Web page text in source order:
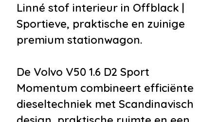
carrosseriekleur
•Bumpers in carrosseriekleur
Dimlichten automatisch
•
Getint glas
•Mistlampen voor
Infotainment
Linné stof interieur in Offblack |
Sportieve, praktische en zuinige
premium stationwagon.
De Volvo V50 1.6 D2 Sport
Momentum combineert efficiënte
dieseltechniek met Scandinavisch